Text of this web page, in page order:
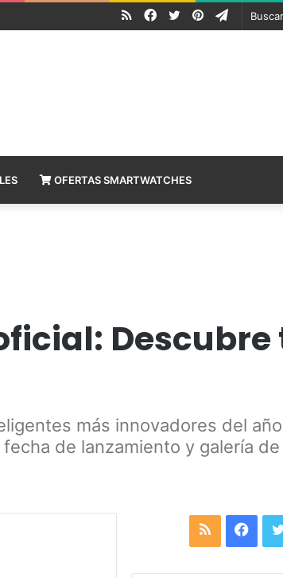
Telegram
Pinterest
Twitter
Facebook
RSS
OFERTAS SMARTWATCHES
más innovadores del
de lanzamiento y galería